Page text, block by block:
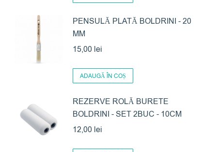
PENSULĂ PLATĂ BOLDRINI - 20
MM
15,00 lei
ADAUGĂ ÎN COȘ
REZERVE ROLĂ BURETE
BOLDRINI - SET 2BUC - 10CM
12,00 lei